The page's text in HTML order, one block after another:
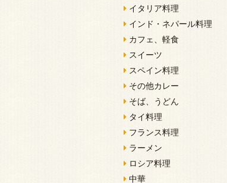
イタリア料理
インド・ネパール料理
カフェ、軽食
スイーツ
スペイン料理
その他カレー
そば、うどん
タイ料理
フランス料理
ラーメン
ロシア料理
中華